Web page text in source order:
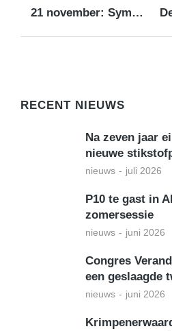
21 november: Symposium Zorg op het Dorp
RECENT NIEUWS
Na zeven jaar
nieuwe
nieuws juli 2026
P10 te gast in
zomersessie
nieuws juni 2026
Congres
een geslaagde
nieuws juni 2026